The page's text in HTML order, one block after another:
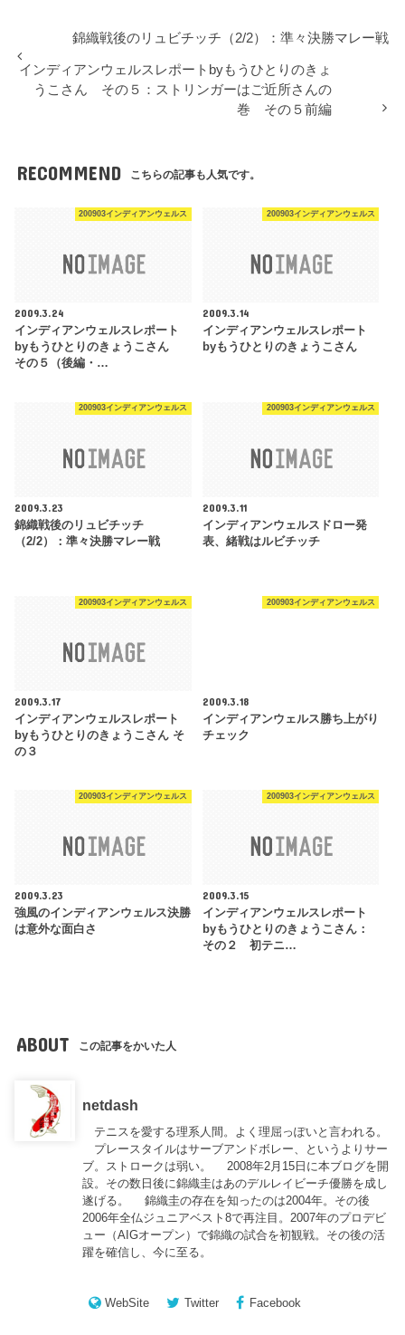
錦織戦後のリュビチッチ（2/2）：準々決勝マレー戦
インディアンウェルスレポートbyもうひとりのきょ
うこさん その５：ストリンガーはご近所さんの
巻 その５前編
RECOMMEND こちらの記事も人気です。
200903インディアンウェルス
2009.3.24
インディアンウェルスレポート
byもうひとりのきょうこさん
その５（後編・…
200903インディアンウェルス
2009.3.14
インディアンウェルスレポート
byもうひとりのきょうこさん
200903インディアンウェルス
2009.3.23
錦織戦後のリュビチッチ
（2/2）：準々決勝マレー戦
200903インディアンウェルス
2009.3.11
インディアンウェルスドロー発
表、緒戦はルビチッチ
200903インディアンウェルス
2009.3.17
インディアンウェルスレポート
byもうひとりのきょうこさん そ
の３
200903インディアンウェルス
2009.3.18
インディアンウェルス勝ち上がり
チェック
200903インディアンウェルス
2009.3.23
強風のインディアンウェルス決勝
は意外な面白さ
200903インディアンウェルス
2009.3.15
インディアンウェルスレポート
byもうひとりのきょうこさん：
その２ 初テニ…
ABOUT この記事をかいた人
netdash
テニスを愛する理系人間。よく理屈っぽいと言われる。
プレースタイルはサーブアンドボレー、というよりサー
ブ。ストロークは弱い。 2008年2月15日に本ブログを開
設。その数日後に錦織圭はあのデルレイビーチ優勝を成し
遂げる。 錦織圭の存在を知ったのは2004年。その後
2006年全仏ジュニアベスト8で再注目。2007年のプロデビ
ュー（AIGオープン）で錦織の試合を初観戦。その後の活
躍を確信し、今に至る。
WebSite Twitter Facebook